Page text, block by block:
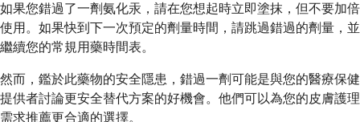
如果您錯過了一劑氨化汞，請在您想起時立即塗抹，但不要加倍
使用。如果快到下一次預定的劑量時間，請跳過錯過的劑量，並
繼續您的常規用藥時間表。
然而，鑑於此藥物的安全隱患，錯過一劑可能是與您的醫療保健
提供者討論更安全替代方案的好機會。他們可以為您的皮膚護理
需求推薦更合適的選擇。